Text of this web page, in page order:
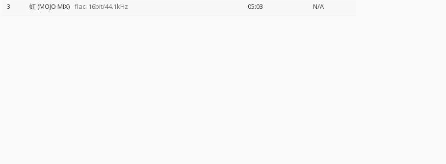
3
虹 (MOJO MIX) flac: 16bit/44.1kHz 05:03 N/A